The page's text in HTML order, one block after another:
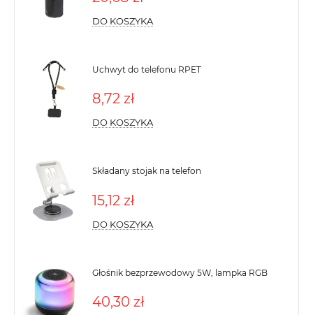
DO KOSZYKA
Uchwyt do telefonu RPET
8,72 zł
DO KOSZYKA
Składany stojak na telefon
15,12 zł
DO KOSZYKA
Głośnik bezprzewodowy 5W, lampka RGB
40,30 zł